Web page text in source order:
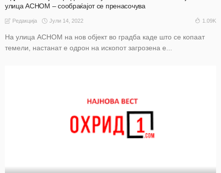
улица АСНОМ – сообраќајот се пренасочува
Редакција Јули 14, 2022 1.09K
На улица АСНОМ на нов објект во градба каде што се копаат
темели, настанат е одрон на ископот загрозена е...